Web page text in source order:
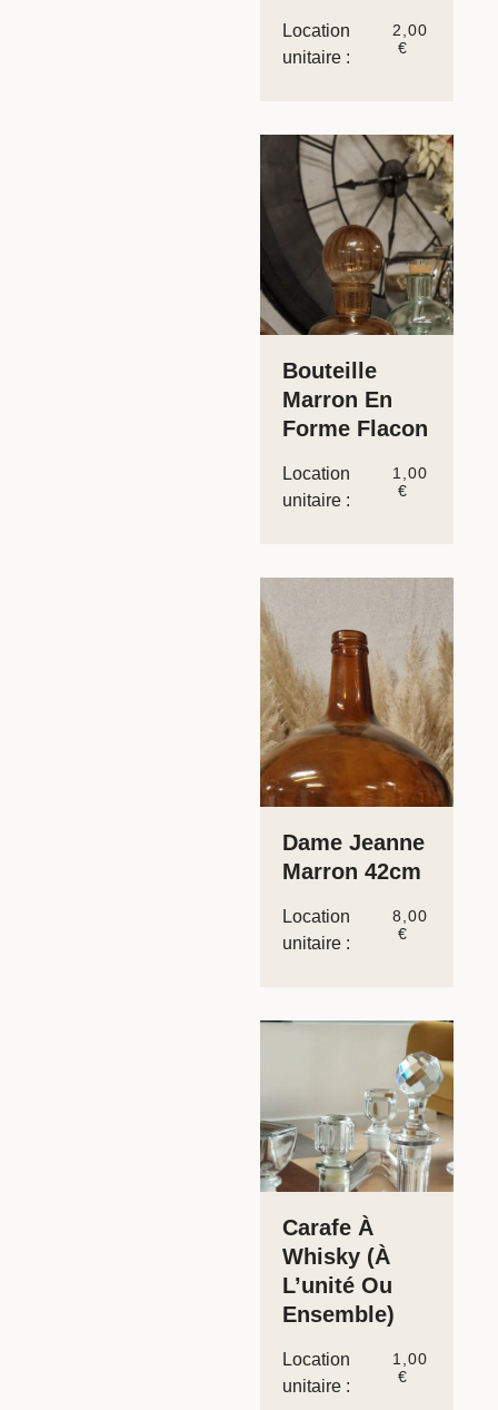
Location
unitaire :
2,00
€
Bouteille
Marron En
Forme Flacon
Location
unitaire :
1,00
€
Dame Jeanne
Marron 42cm
Location
unitaire :
8,00
€
Carafe À
Whisky (à
L’unité Ou
Ensemble)
Location
unitaire :
1,00
€